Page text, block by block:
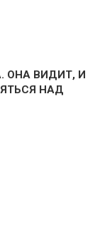
ОНА ВИДИТ, И
НАД